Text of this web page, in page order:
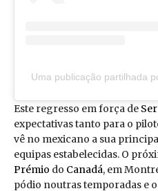
Uma publicação partilhada
Este regresso em força de
expectativas tanto para o
vê no mexicano a sua
equipas estabelecidas. O
Prémio do Canadá, em
pódio noutras temporadas e